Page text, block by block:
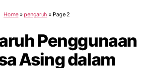
Home »pengaruh » Page 2
Penggunaan
Asing dalam